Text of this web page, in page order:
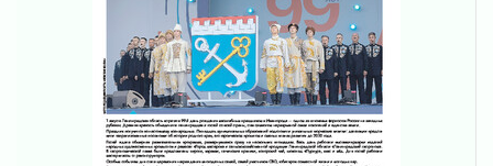
Ставка на дисциплину на перекрестках
04 августа 2026
В Ленобласти растет потребление
мобильного трафика
04 августа 2026